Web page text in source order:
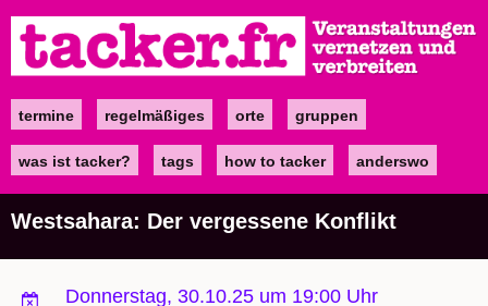
zum
Inhalt
Maintermine regelmäßiges orte gruppen
was ist tacker? tags how to tacker anderswo
Westsahara: Der vergessene Konflikt
Donnerstag, 30.10.25 um 19:00 Uhr